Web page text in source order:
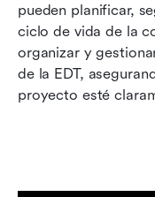
pueden planificar,
ciclo de vida de la
organizar y
de la EDT,
proyecto esté